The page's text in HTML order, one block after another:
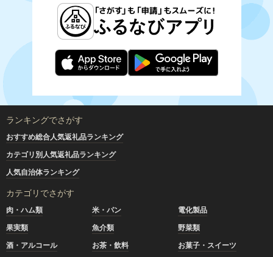
ランキングでさがす
おすすめ総合人気返礼品ランキング
カテゴリ別人気返礼品ランキング
人気自治体ランキング
カテゴリでさがす
肉・ハム類 米・パン
電化製品
果実類
魚介類
野菜類
酒・アルコール
お茶・飲料
お菓子・スイーツ